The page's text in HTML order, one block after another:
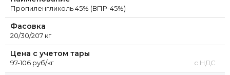
Пропиленгликоль 45% (ВПР-45%)
Фасовка
20/30/207 кг
Цена с учетом тары
97-106 руб/кг с НДС